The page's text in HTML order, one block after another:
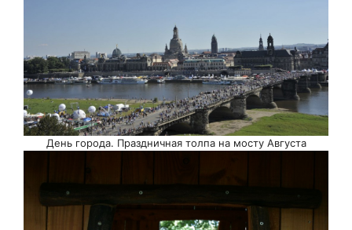
День города. Праздничная толпа на мосту Августа